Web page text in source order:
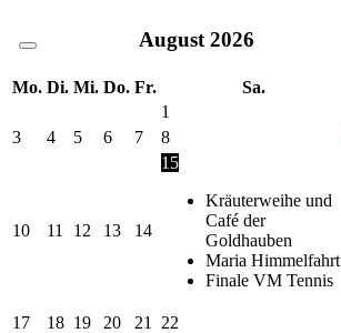
August 2026
Mo. Di. Mi. Do. Fr. Sa.
1
3
4 5 6 7 8
10 11 12 13 14
15
Kräuterweihe und
Café der
Goldhauben
Maria Himmelfahrt
Finale VM Tennis
17 18 19 20 21 22